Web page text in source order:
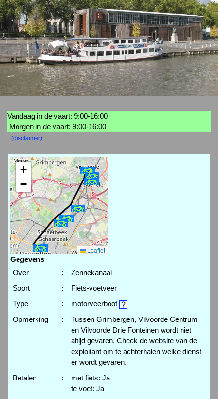
Vandaag in de vaart: 9:00-16:00
Morgen in de vaart: 9:00-16:00
(disclaimer)
+
−
Leaflet
Gegevens
Over
:
Zennekanaal
Soort
:
Fiets-voetveer
Type
:
motorveerboot
Opmerking
:
Tussen Grimbergen, Vilvoorde Centrum
en Vilvoorde Drie Fonteinen wordt niet
altijd gevaren. Check de website van de
exploitant om te achterhalen welke dienst
er wordt gevaren.
Betalen
:
met fiets: Ja
te voet: Ja